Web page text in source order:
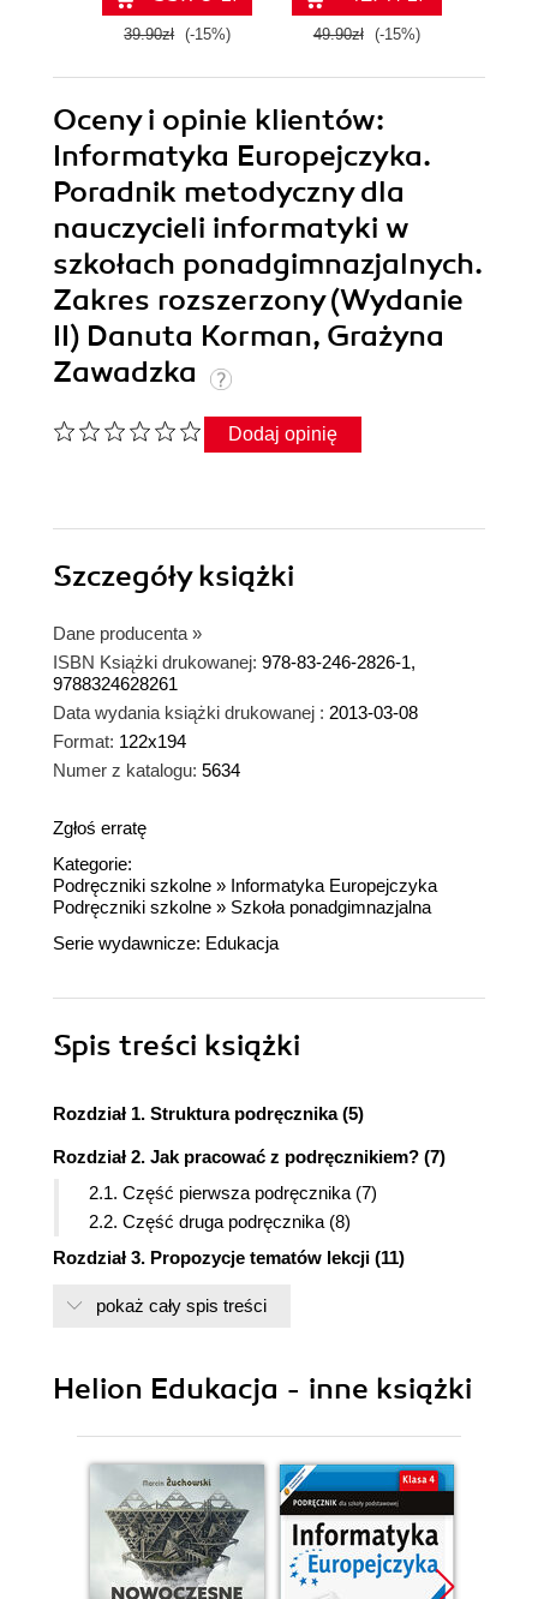
39.90zł (-15%) 49.90zł (-15%)
Oceny i opinie klientów:
Informatyka Europejczyka.
Poradnik metodyczny dla
nauczycieli informatyki w
szkołach ponadgimnazjalnych.
Zakres rozszerzony (Wydanie
II) Danuta Korman, Grażyna
Zawadzka
Dodaj opinię
Szczegółyksiążki
Dane producenta »
ISBN Książki drukowanej: 978-83-246-2826-1,
9788324628261
Data wydania książki drukowanej : 2013-03-08
Format: 122x194
Numer z katalogu: 5634
Zgłoś erratę
Kategorie:
Podręczniki szkolne » Informatyka Europejczyka
Podręczniki szkolne » Szkoła ponadgimnazjalna
Serie wydawnicze: Edukacja
Spis treści książki
Rozdział 1. Struktura podręcznika (5)
Rozdział 2. Jak pracować z podręcznikiem? (7)
2.1. Część pierwsza podręcznika (7)
2.2. Część druga podręcznika (8)
Rozdział 3. Propozycje tematów lekcji (11)
3.1. Podział materiału nauczania (11)
3.2. Propozycje tematów lekcji (180 godzin
Rozdział 4. Przykładowe konspekty lekcji (45)
(modyfikujące) w MS Access (49)
pokaż cały spis treści
Helion Edukacja - inne książki